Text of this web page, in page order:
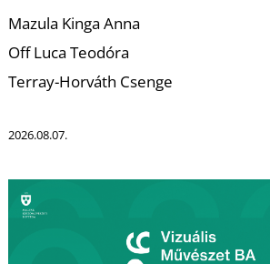
Mazula Kinga Anna
Off Luca Teodóra
Terray-Horváth Csenge
2026.08.07.